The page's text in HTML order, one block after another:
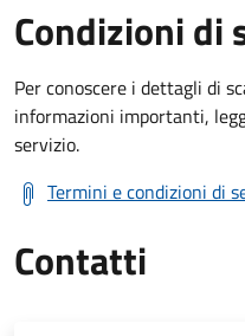
Condizioni di
Per conoscere i dettagli di
informazioni importanti,
servizio.
Termini e condizioni di
Contatti